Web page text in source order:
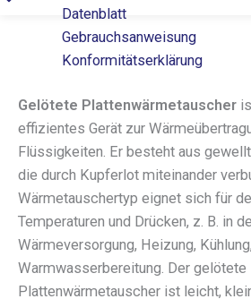
Datenblatt
Gebrauchsanweisung
Konformitätserklärung
Gelötete Plattenwärmetauscher
effizientes Gerät zur
Flüssigkeiten. Er besteht aus
die durch Kupferlot miteinander
Wärmetauschertyp eignet sich für
Temperaturen und Drücken, z. B. in
Wärmeversorgung, Heizung,
Warmwasserbereitung. Der gelötete
Plattenwärmetauscher ist leicht,